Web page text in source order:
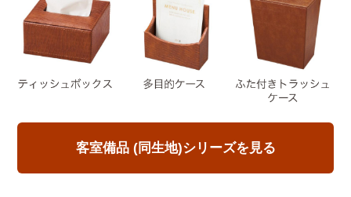
客室備品 (同生地)シリーズを見る